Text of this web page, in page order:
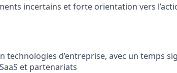
incertains et forte orientation vers
technologies d’entreprise, avec un temps
et partenariats